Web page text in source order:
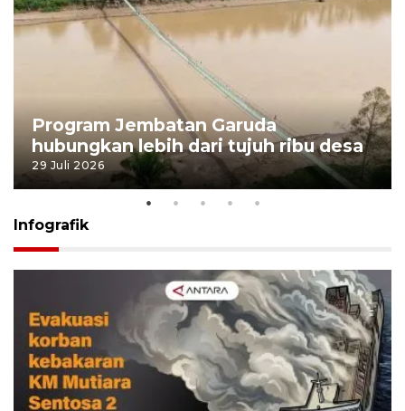
Program Jembatan Garuda
hubungkan lebih dari tujuh ribu desa
29 Juli 2026
Infografik